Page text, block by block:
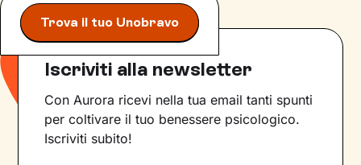
Trova il tuo Unobravo
Iscriviti alla newsletter
Con Aurora ricevi nella tua email tanti spunti
per coltivare il tuo benessere psicologico.
Iscriviti subito!